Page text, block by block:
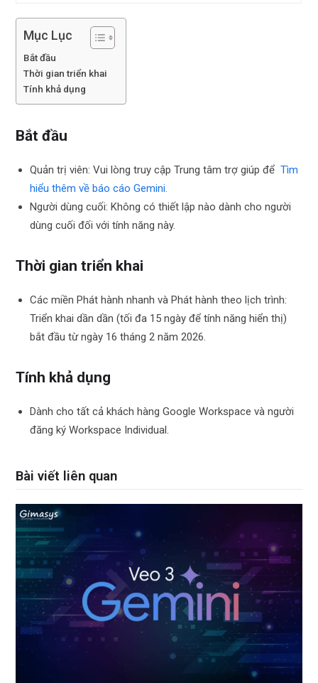
Mục Lục
Bắt đầu
Thời gian triển khai
Tính khả dụng
Bắt đầu
Quản trị viên: Vui lòng truy cập Trung tâm trợ giúp đểTìm
hiểu thêm về báo cáo Gemini.
Người dùng cuối: Không có thiết lập nào dành cho người
dùng cuối đối với tính năng này.
Thời gian triển khai
Các miền Phát hành nhanh và Phát hành theo lịch trình:
Triển khai dần dần (tối đa 15 ngày để tính năng hiển thị)
bắt đầu từ ngày 16 tháng 2 năm 2026.
Tính khả dụng
Dành cho tất cả khách hàng Google Workspace và người
đăng ký Workspace Individual.
Bài viết liên quan